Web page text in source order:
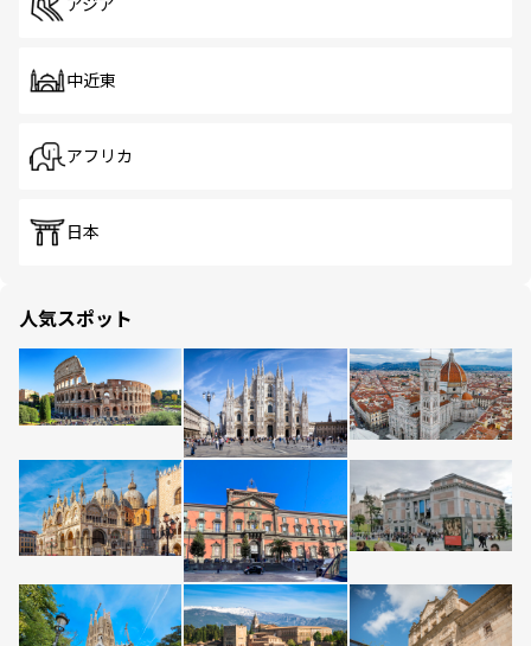
アジア
中近東
アフリカ
日本
人気スポット